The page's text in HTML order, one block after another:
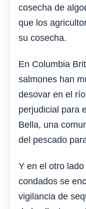
cosecha de
que los
su cosecha.
En Columbia
salmones han
desovar en el
perjudicial para
Bella, una
del pescado
Y en el otro
condados se
vigilancia de